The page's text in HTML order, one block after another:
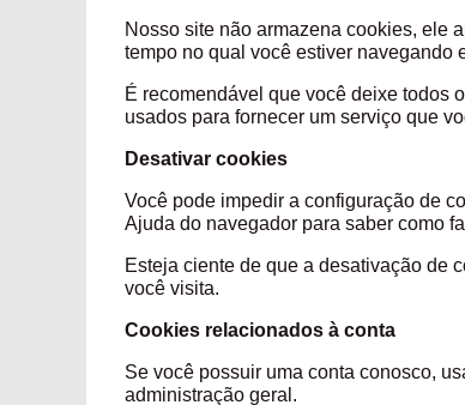
Nosso site não armazena cookies, ele
tempo no qual você estiver navegando
É recomendável que você deixe todos
usados ​​para fornecer um serviço
Desativar cookies
Você pode impedir a configuração de
Ajuda do navegador para saber como
Esteja ciente de que a desativação de
você visita.
Cookies relacionados à conta
Se você possuir uma conta conosco,
administração geral.